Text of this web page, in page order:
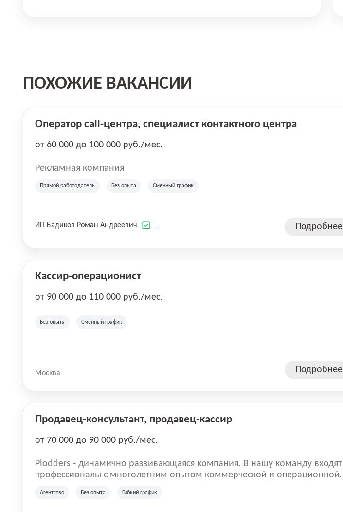
ПОХОЖИЕ ВАКАНСИИ
Оператор call-центра, специалист контактного центра
от 60 000 до 100 000 руб./мес.
Рекламная компания
Прямой работодатель Без опыта Сменный график
ИП Бадиков Роман Андреевич Подробнее
Кассир-операционист
от 90 000 до 110 000 руб./мес.
Без опыта Сменный график
Москва Подробнее
Продавец-консультант, продавец-кассир
от 70 000 до 90 000 руб./мес.
Plodders - динамично развивающаяся компания. В нашу команду входят
профессионалы с многолетним опытом коммерческой и операционной
быть уверенными в надлежащем качестве оказываемых услуг.
Агентство Без опыта Гибкий график